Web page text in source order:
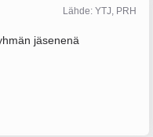
Lähde: YTJ, PRH
jäsenenä